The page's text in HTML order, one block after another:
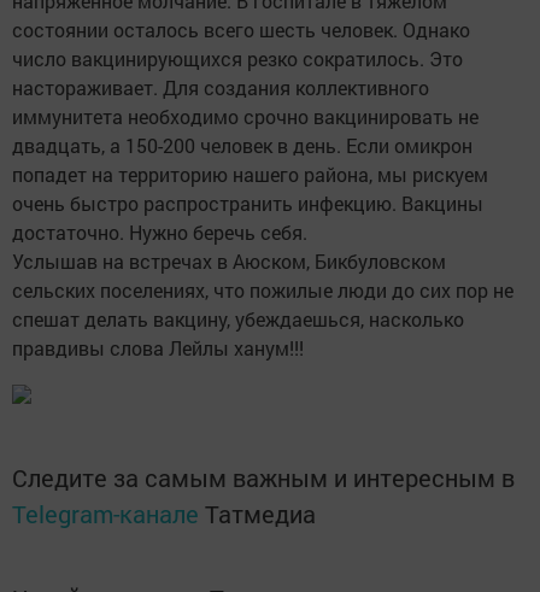
состоянии осталось всего шесть человек. Однако
число вакцинирующихся резко сократилось. Это
настораживает. Для создания коллективного
иммунитета необходимо срочно вакцинировать не
двадцать, а 150-200 человек в день. Если омикрон
попадет на территорию нашего района, мы рискуем
очень быстро распространить инфекцию. Вакцины
достаточно. Нужно беречь себя.
Услышав на встречах в Аюском, Бикбуловском
сельских поселениях, что пожилые люди до сих пор не
спешат делать вакцину, убеждаешься, насколько
правдивы слова Лейлы ханум!!!
Следите за самым важным и интересным в
Telegram-канале Татмедиа